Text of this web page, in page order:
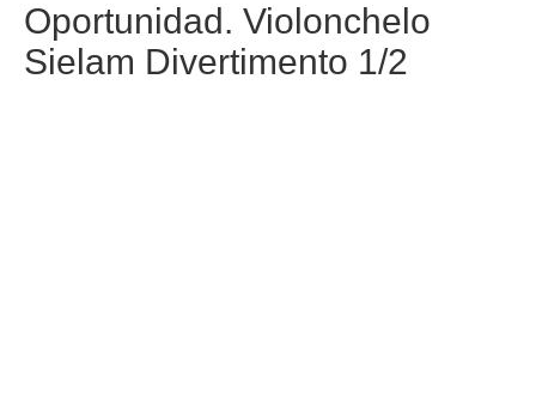
Oportunidad. Violonchelo
Sielam Divertimento 1/2